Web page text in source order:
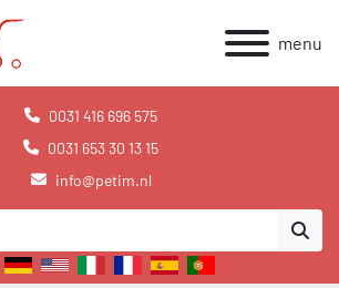
menu
0031 416 696 575
0031 653 30 13 15
info@petim.nl